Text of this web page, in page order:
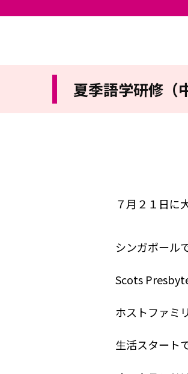
夏季語学研修（
７月２１日に
シンガポール
Scots
ホストファミ
生活スタート